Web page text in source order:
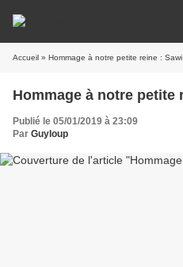
Accueil » Hommage à notre petite reine : Sawi
Hommage à notre petite
Publié le 05/01/2019 à 23:09
Par Guyloup